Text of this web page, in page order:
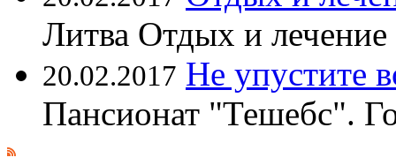
Литва Отдых и лечение
20.02.2017 Не упустите
Пансионат "Тешебс".